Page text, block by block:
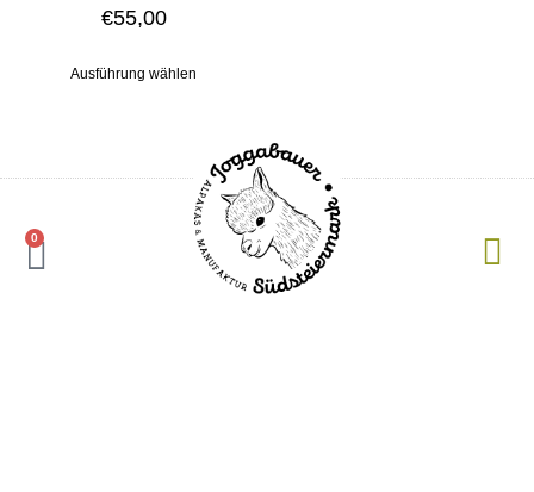
€55,00
Ausführung wählen
0